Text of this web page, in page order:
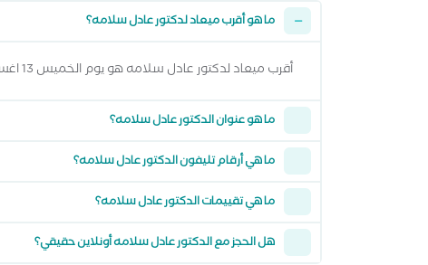
ما هو أقرب ميعاد لدكتور عادل سلامه؟
أقرب ميعاد لدكتور عادل سلامه هو يوم الخميس 13 اغسطس 2026 وتقدر تشوف كل المواعيد المتاحة من خلال عرض المواعيد أعلاه
ما هو عنوان الدكتور عادل سلامه؟
ما هي أرقام تليفون الدكتور عادل سلامه؟
ما هي تقييمات الدكتور عادل سلامه؟
هل الحجز مع الدكتور عادل سلامه أونلاين حقيقي؟